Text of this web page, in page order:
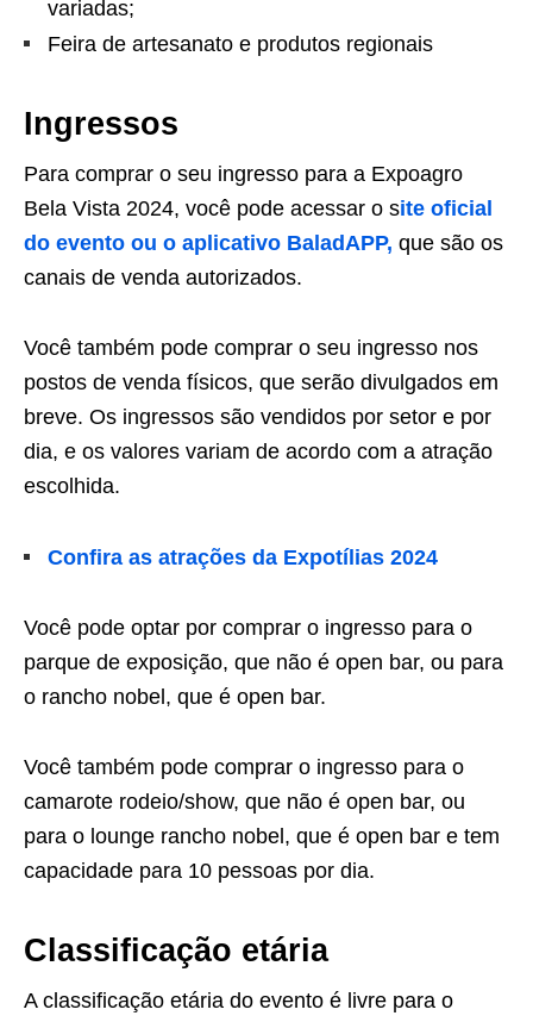
variadas;
Feira de artesanato e produtos regionais
Ingressos
Para comprar o seu ingresso para a Expoagro
Bela Vista 2024, você pode acessar o site oficial
do evento ou o aplicativo BaladAPP, que são os
canais de venda autorizados.
Você também pode comprar o seu ingresso nos
postos de venda físicos, que serão divulgados em
breve. Os ingressos são vendidos por setor e por
dia, e os valores variam de acordo com a atração
escolhida.
Confira as atrações da Expotílias 2024
Você pode optar por comprar o ingresso para o
parque de exposição, que não é open bar, ou para
o rancho nobel, que é open bar.
Você também pode comprar o ingresso para o
camarote rodeio/show, que não é open bar, ou
para o lounge rancho nobel, que é open bar e tem
capacidade para 10 pessoas por dia.
Classificação etária
A classificação etária do evento é livre para o